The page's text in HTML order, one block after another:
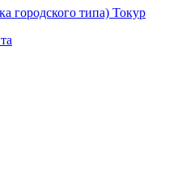
городского типа) Токур